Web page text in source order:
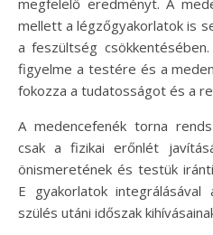
mellett a légzőgyakorlatok is
a feszültség
figyelme a testére és a
fokozza a tudatosságot és a
A medencefenék torna
csak a fizikai erőnlét
önismeretének és testük
E gyakorlatok
szülés utáni időszak